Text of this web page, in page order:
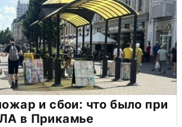
и сбои: что было при
в Прикамье